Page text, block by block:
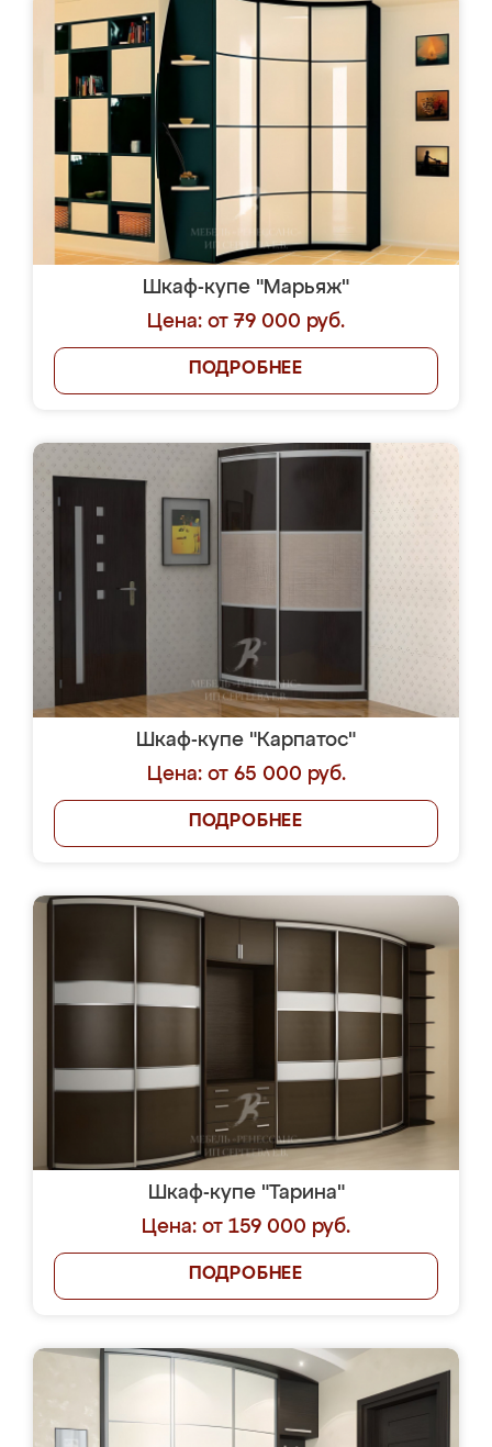
Шкаф-купе "Марьяж"
Цена: от 79 000 руб.
ПОДРОБНЕЕ
Шкаф-купе "Карпатос"
Цена: от 65 000 руб.
ПОДРОБНЕЕ
Шкаф-купе "Тарина"
Цена: от 159 000 руб.
ПОДРОБНЕЕ